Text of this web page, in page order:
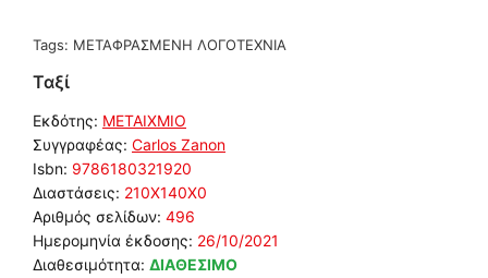
Tags: ΜΕΤΑΦΡΑΣΜΕΝΗ ΛΟΓΟΤΕΧΝΙΑ
Ταξί
Εκδότης: ΜΕΤΑΙΧΜΙΟ
Συγγραφέας: Carlos Zanon
Isbn: 9786180321920
Διαστάσεις: 210Χ140Χ0
Αριθμός σελίδων: 496
Ημερομηνία έκδοσης: 26/10/2021
Διαθεσιμότητα: ΔΙΑΘΕΣΙΜΟ